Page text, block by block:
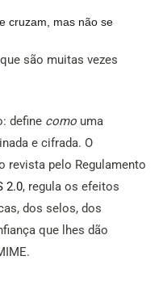
cruzam, mas não se
são muitas vezes
define como uma
e cifrada. O
revista pelo Regulamento
2.0, regula os efeitos
dos selos, dos
que lhes dão